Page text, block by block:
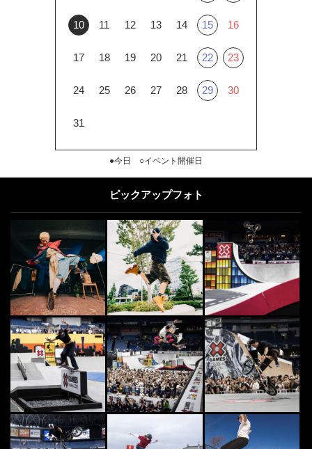
10 11 12 13 14 15 16
17 18 19 20 21 22 23
24 25 26 27 28 29 30
31
●今日 ○イベント開催日
ピックアップフォト